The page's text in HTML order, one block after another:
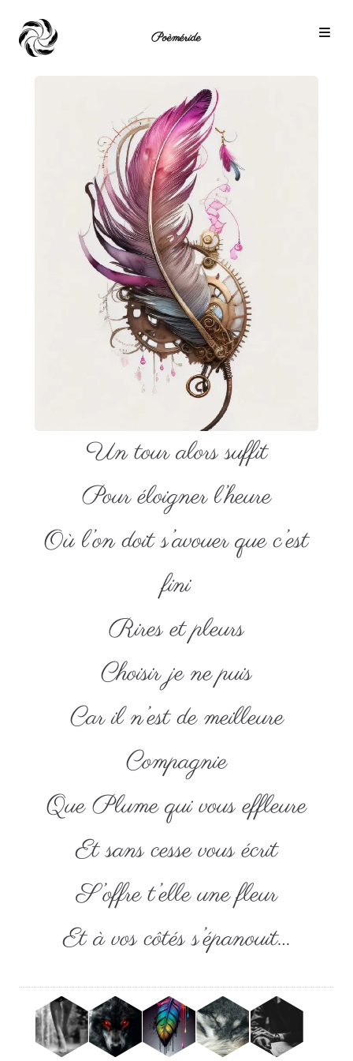
Poèméride
Un tour alors suffit
Pour éloigner l’heure
Où l’on doit s’avouer que c’est
fini
Rires et pleurs
Choisir je ne puis
Car il n’est de meilleure
Compagnie
Que Plume qui vous effleure
Et sans cesse vous écrit
S’offre t’elle une fleur
Et à vos côtés s’épanouit…